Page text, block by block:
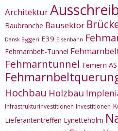
Architektur
Baubranche Bausektor
Dansk Byggeri E39 Eisenbahn
Fehmarnbelt-Tunnel
Fehmarntunnel Femern AS
Hochbau Holzbau
Infrastrukturinvestitionen Investitionen
Lieferantentreffen Lynetteholm